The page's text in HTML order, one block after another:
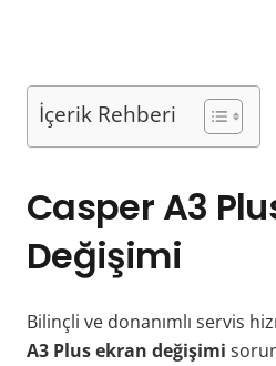
İçerik Rehberi
Casper A3
Değişimi
Bilinçli ve donanımlı servis
A3 Plus ekran değişimi